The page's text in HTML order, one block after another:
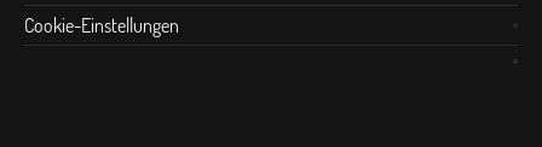
Cookie-Einstellungen